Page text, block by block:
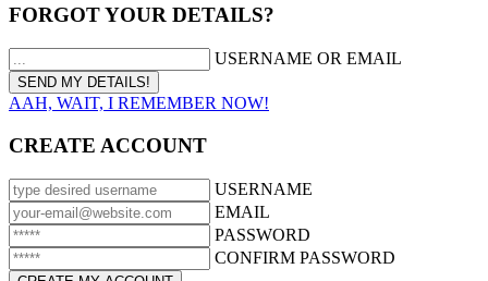
FORGOT YOUR DETAILS?
USERNAME OR EMAIL
AAH, WAIT, I REMEMBER NOW!
CREATE ACCOUNT
USERNAME
EMAIL
PASSWORD
CONFIRM PASSWORD